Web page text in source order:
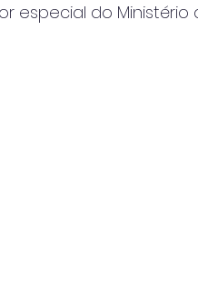
especial do Ministério